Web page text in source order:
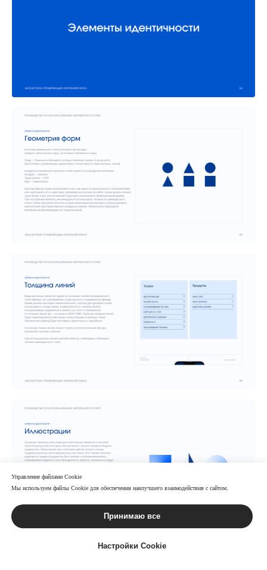
Управление файлами Cookie
Мы используем файлы Cookie для обеспечения наилучшего взаимодействия с сайтом.
Принимаю все
Настройки Cookie